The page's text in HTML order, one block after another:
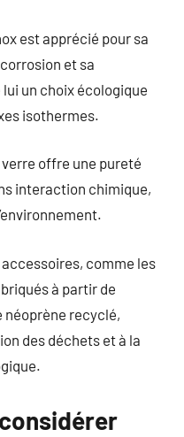
est apprécié pour sa
et sa
un choix écologique
isothermes.
offre une pureté
interaction chimique,
comme les
à partir de
néoprène recyclé,
des déchets et à la